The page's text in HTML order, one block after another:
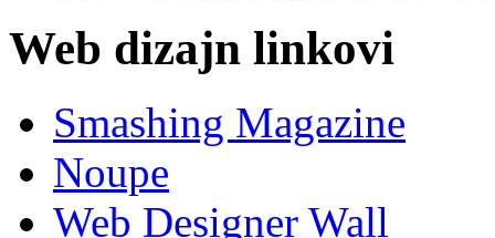
Web dizajn linkovi
Smashing Magazine
Noupe
Web Designer Wall